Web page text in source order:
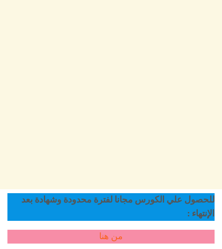
للحصول علي الكورس مجانا لفترة محدودة وشهادة بعد
الإنتهاء :
من هنا